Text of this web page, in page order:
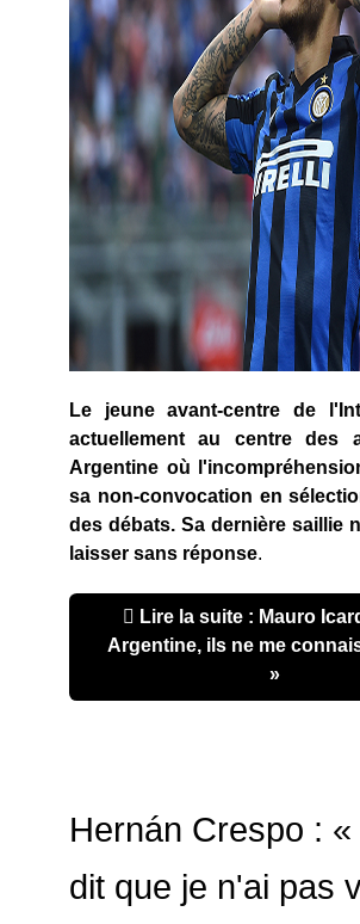
Le jeune avant-centre de
actuellement au centre des
Argentine où
sa non-convocation en
des débats. Sa dernière saillie
laisser sans réponse.
Lire la suite : Mauro
Argentine, ils ne me
»
Hernán Crespo :
dit que je n'ai pas